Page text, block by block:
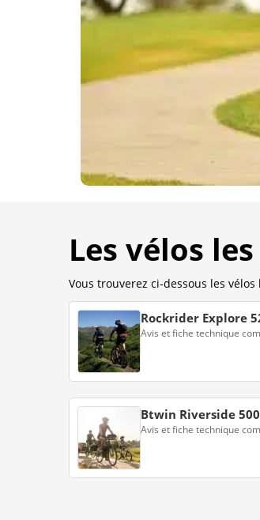
Les vélos
Vous trouverez ci-dessous les
Rockrider Explore
Avis et fiche technique
Btwin Riverside 500
Avis et fiche technique